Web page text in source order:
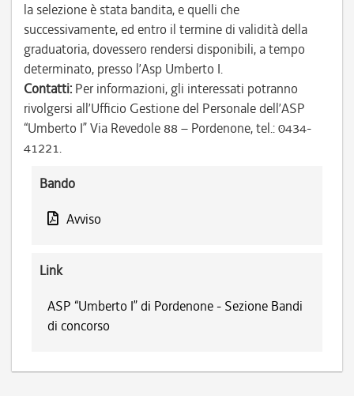
la selezione è stata bandita, e quelli che
successivamente, ed entro il termine di validità della
graduatoria, dovessero rendersi disponibili, a tempo
determinato, presso l’Asp Umberto I.
Contatti: Per informazioni, gli interessati potranno
rivolgersi all’Ufficio Gestione del Personale dell’ASP
“Umberto I” Via Revedole 88 – Pordenone, tel.: 0434-
41221.
Bando
Avviso
Link
ASP “Umberto I” di Pordenone - Sezione Bandi
di concorso